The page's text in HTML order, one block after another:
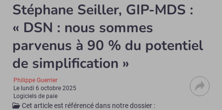
Stéphane Seiller, GIP-MDS :
« DSN : nous sommes
parvenus à 90 % du potentiel
de simplification »
Philippe Guerrier
Le lundi 6 octobre 2025
Logiciels de paie
Cet article est référencé dans notre dossier :